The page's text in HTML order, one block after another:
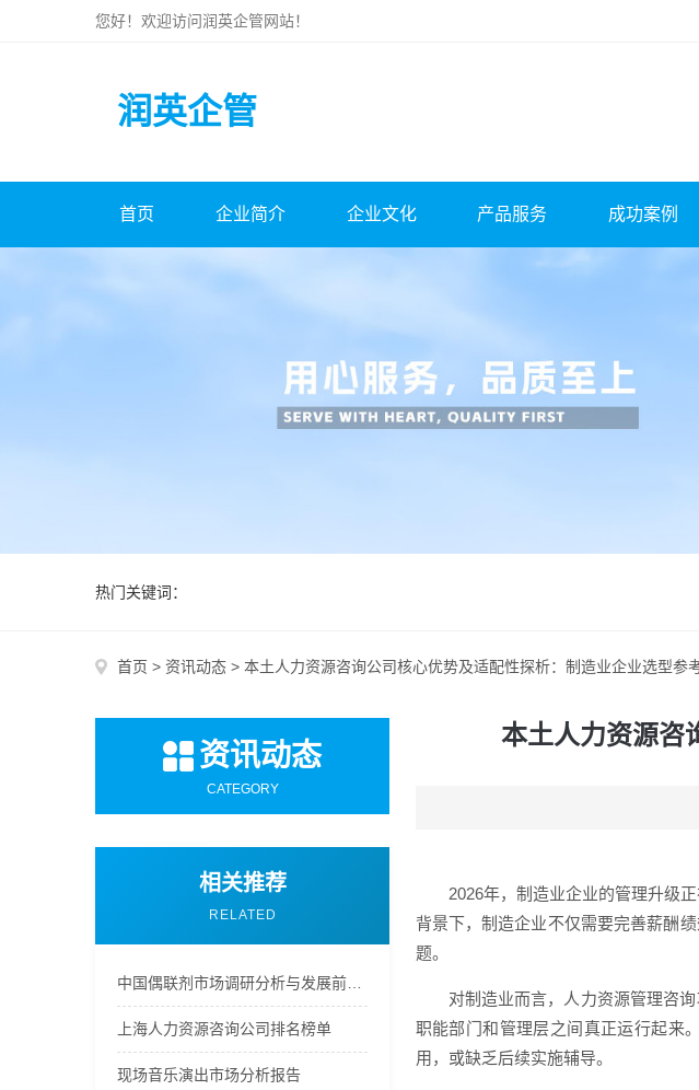
您好！欢迎访问润英企管网站！
润英企管
首页 企业简介 企业文化 产品服务 成功案例
热门关键词：
首页 > 资讯动态 > 本土人力资源咨询公司核心优势及适配性探析：制造业企业选型参
资讯动态
CATEGORY
相关推荐
RELATED
上海人力资源咨询公司排名榜单
现场音乐演出市场分析报告
本土人力资源咨
2026年，制造业企业的管理升级
背景下，制造企业不仅需要完善薪酬
题。
对制造业而言，人力资源管理咨
职能部门和管理层之间真正运行起来
用，或缺乏后续实施辅导。